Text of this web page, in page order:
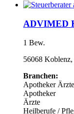
ADVIMED
1 Bew.
56068
Branchen:
Apotheker Ärzte
Apotheker
Ärzte
Heilberufe /